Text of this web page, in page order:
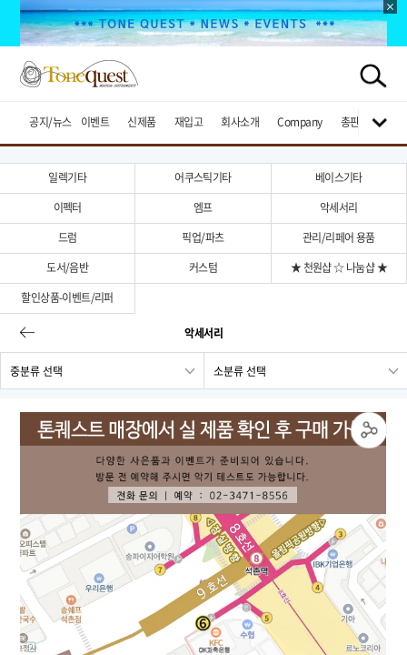
공지/뉴스 이벤트 신제품 재입고 회사소개 Company 총판브랜드
일렉기타 어쿠스틱기타
베이스기타
이펙터
엠프
악세서리
드럼
픽업/파츠
관리/리페어 용품
도서/음반
커스텀
★ 천원샵 ☆ 나눔샵 ★
할인상품-이벤트/리퍼
악세서리